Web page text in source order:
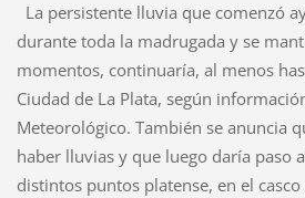
La persistente lluvia que comenzó
durante toda la madrugada y se
momentos, continuaría, al menos
Ciudad de La Plata, según
Meteorológico. También se anuncia
haber lluvias y que luego daría paso
distintos puntos platense, en el